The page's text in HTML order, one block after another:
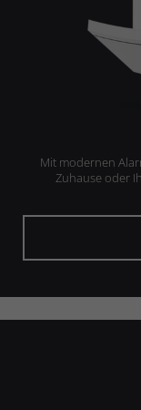
Mit modernen
Zuhause oder